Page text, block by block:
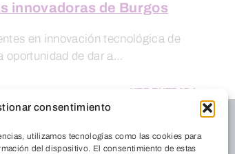
consentimiento
utilizamos tecnologías como las cookies para
del dispositivo. El consentimiento de estas
innovadoras de Burgos
en innovación tecnológica de
oportunidad de dar a…
VER ENTRADA